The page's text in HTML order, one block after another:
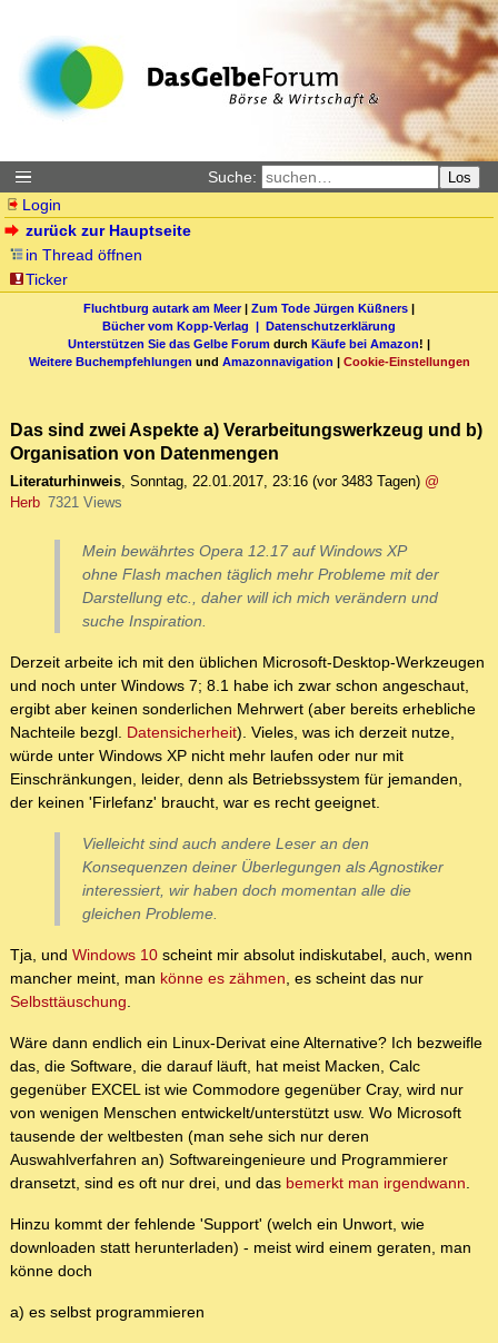
Suche: Los
Login
zurück zur Hauptseite
in Thread öffnen
Ticker
Fluchtburg autark am Meer| Zum Tode Jürgen Küßners |
Bücher vom Kopp-Verlag | Datenschutzerklärung
Unterstützen Sie das Gelbe Forum durch Käufe bei Amazon! |
Weitere Buchempfehlungen und Amazonnavigation | Cookie-Einstellungen
Das sind zwei Aspekte a) Verarbeitungswerkzeug und b)
Organisation von Datenmengen
Literaturhinweis, Sonntag, 22.01.2017, 23:16 (vor 3483 Tagen) @
Herb 7321 Views
Mein bewährtes Opera 12.17 auf Windows XP
ohne Flash machen täglich mehr Probleme mit der
Darstellung etc., daher will ich mich verändern und
suche Inspiration.
Derzeit arbeite ich mit den üblichen Microsoft-Desktop-Werkzeugen
und noch unter Windows 7; 8.1 habe ich zwar schon angeschaut,
ergibt aber keinen sonderlichen Mehrwert (aber bereits erhebliche
Nachteile bezgl. Datensicherheit). Vieles, was ich derzeit nutze,
würde unter Windows XP nicht mehr laufen oder nur mit
Einschränkungen, leider, denn als Betriebssystem für jemanden,
der keinen 'Firlefanz' braucht, war es recht geeignet.
Vielleicht sind auch andere Leser an den
Konsequenzen deiner Überlegungen als Agnostiker
interessiert, wir haben doch momentan alle die
gleichen Probleme.
Tja, und Windows 10 scheint mir absolut indiskutabel, auch, wenn
mancher meint, man könne es zähmen, es scheint das nur
Selbsttäuschung.
Wäre dann endlich ein Linux-Derivat eine Alternative? Ich bezweifle
das, die Software, die darauf läuft, hat meist Macken, Calc
gegenüber EXCEL ist wie Commodore gegenüber Cray, wird nur
von wenigen Menschen entwickelt/unterstützt usw. Wo Microsoft
tausende der weltbesten (man sehe sich nur deren
Auswahlverfahren an) Softwareingenieure und Programmierer
dransetzt, sind es oft nur drei, und das bemerkt man irgendwann.
Hinzu kommt der fehlende 'Support' (welch ein Unwort, wie
downloaden statt herunterladen) - meist wird einem geraten, man
könne doch
a) es selbst programmieren